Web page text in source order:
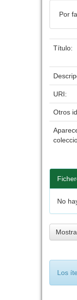
Por
Título:
URI:
Otros
No
Los